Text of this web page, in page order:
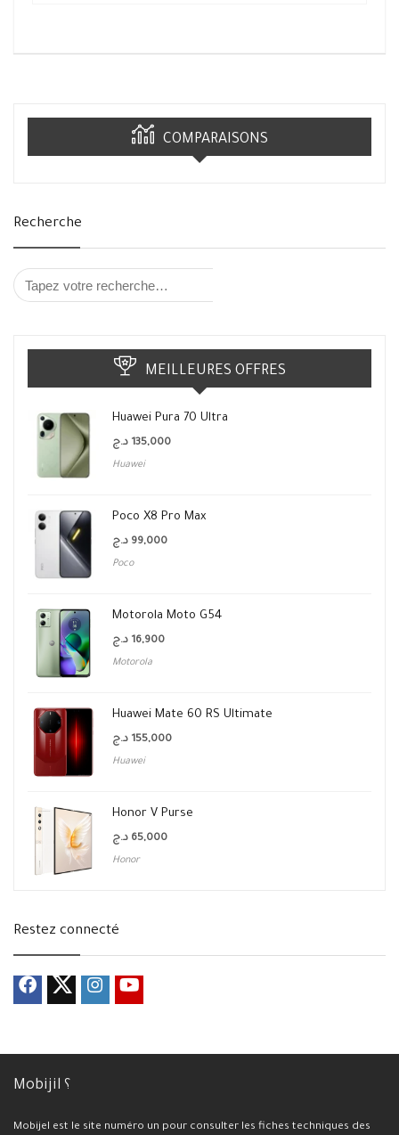
COMPARAISONS
Recherche
MEILLEURES OFFRES
Huawei Pura 70 Ultra
135,000 د.ج
Huawei
Poco X8 Pro Max
99,000 د.ج
Poco
Motorola Moto G54
16,900 د.ج
Motorola
Huawei Mate 60 RS Ultimate
155,000 د.ج
Huawei
Honor V Purse
65,000 د.ج
Honor
Restez connecté
Mobijil ؟
Mobijel est le site numéro un pour consulter les fiches techniques des